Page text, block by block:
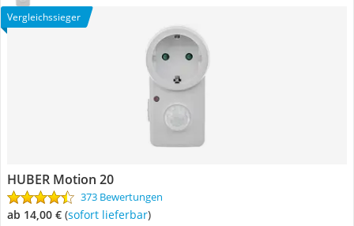
Vergleichssieger
HUBER Motion 20
373 Bewertungen
ab 14,00 € ( Sofort lieferbar)